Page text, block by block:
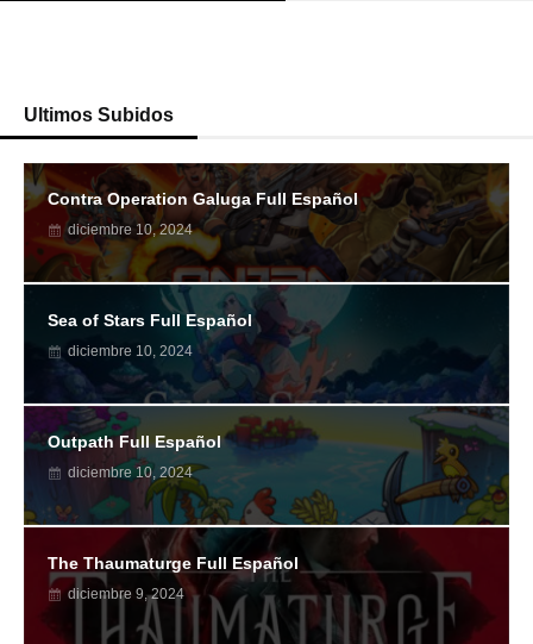
Ultimos Subidos
Contra Operation Galuga Full Español
diciembre 10, 2024
Sea of Stars Full Español
diciembre 10, 2024
Outpath Full Español
diciembre 10, 2024
The Thaumaturge Full Español
diciembre 9, 2024